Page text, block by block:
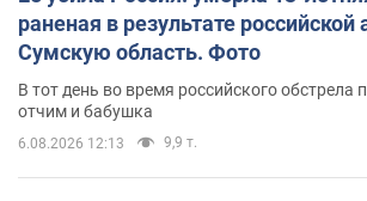
раненая в результате российской
Сумскую область. Фото
В тот день во время российского обстрела
отчим и бабушка
6.08.2026 12:13 9,9 т.